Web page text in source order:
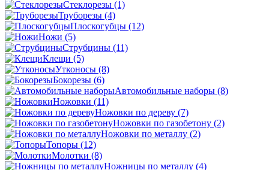
Стеклорезы (1)
Труборезы (4)
Плоскогубцы (12)
Ножи (5)
Струбцины (11)
Клещи (5)
Утконосы (8)
Бокорезы (6)
Автомобильные наборы (8)
Ножовки (11)
Ножовки по дереву (7)
Ножовки по газобетону (2)
Ножовки по металлу (2)
Топоры (12)
Молотки (8)
Ножницы по металлу (4)